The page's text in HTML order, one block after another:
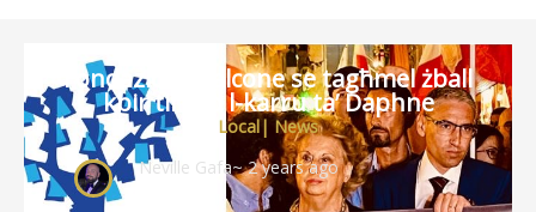
Fondazione Falcone se tagħmel żball
kbir tirkeb l-karru ta’ Daphne
Local| News
Neville Gafa~ 2 years ago